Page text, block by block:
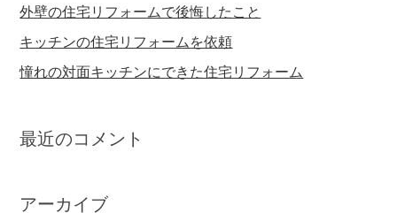
外壁の住宅リフォームで後悔したこと
キッチンの住宅リフォームを依頼
憧れの対面キッチンにできた住宅リフォーム
最近のコメント
アーカイブ